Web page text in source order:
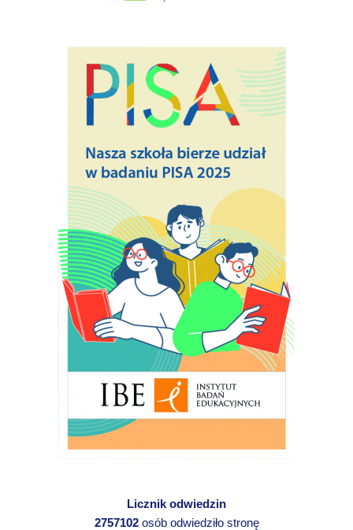
Licznik odwiedzin
2757102osób odwiedziło stronę